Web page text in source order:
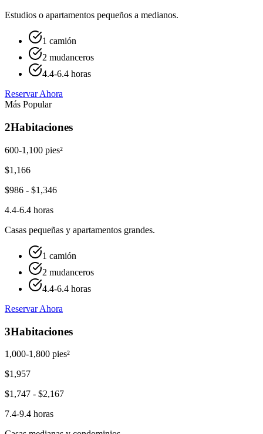
Estudios o apartamentos pequeños a medianos.
1 camión
2 mudanceros
4.4-6.4 horas
Reservar Ahora
Más Popular
2Habitaciones
600-1,100 pies²
$1,166
$986 - $1,346
4.4-6.4 horas
Casas pequeñas y apartamentos grandes.
1 camión
2 mudanceros
4.4-6.4 horas
Reservar Ahora
3Habitaciones
1,000-1,800 pies²
$1,957
$1,747 - $2,167
7.4-9.4 horas